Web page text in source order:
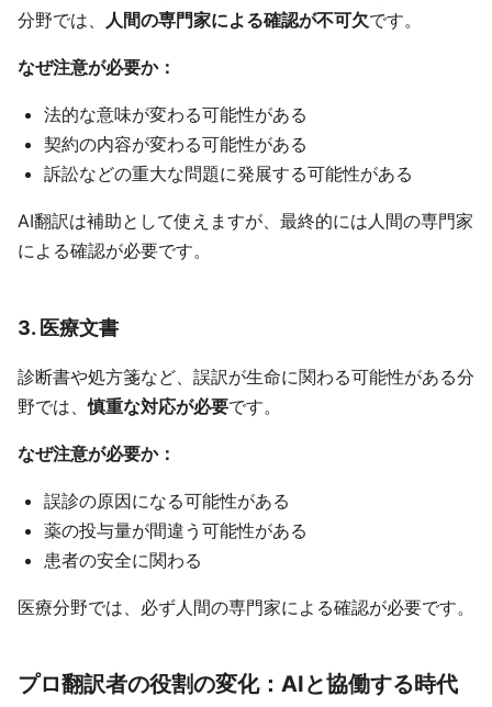
分野では、 人間の専門家による確認が不可欠です。
なぜ注意が必要か：
法的な意味が変わる可能性がある
契約の内容が変わる可能性がある
訴訟などの重大な問題に発展する可能性がある
AI翻訳は補助として使えますが、最終的には人間の専門家
による確認が必要です。
3. 医療文書
診断書や処方箋など、誤訳が生命に関わる可能性がある分
野では、慎重な対応が必要です。
なぜ注意が必要か：
誤診の原因になる可能性がある
薬の投与量が間違う可能性がある
患者の安全に関わる
医療分野では、必ず人間の専門家による確認が必要です。
プロ翻訳者の役割の変化：AIと協働する時代